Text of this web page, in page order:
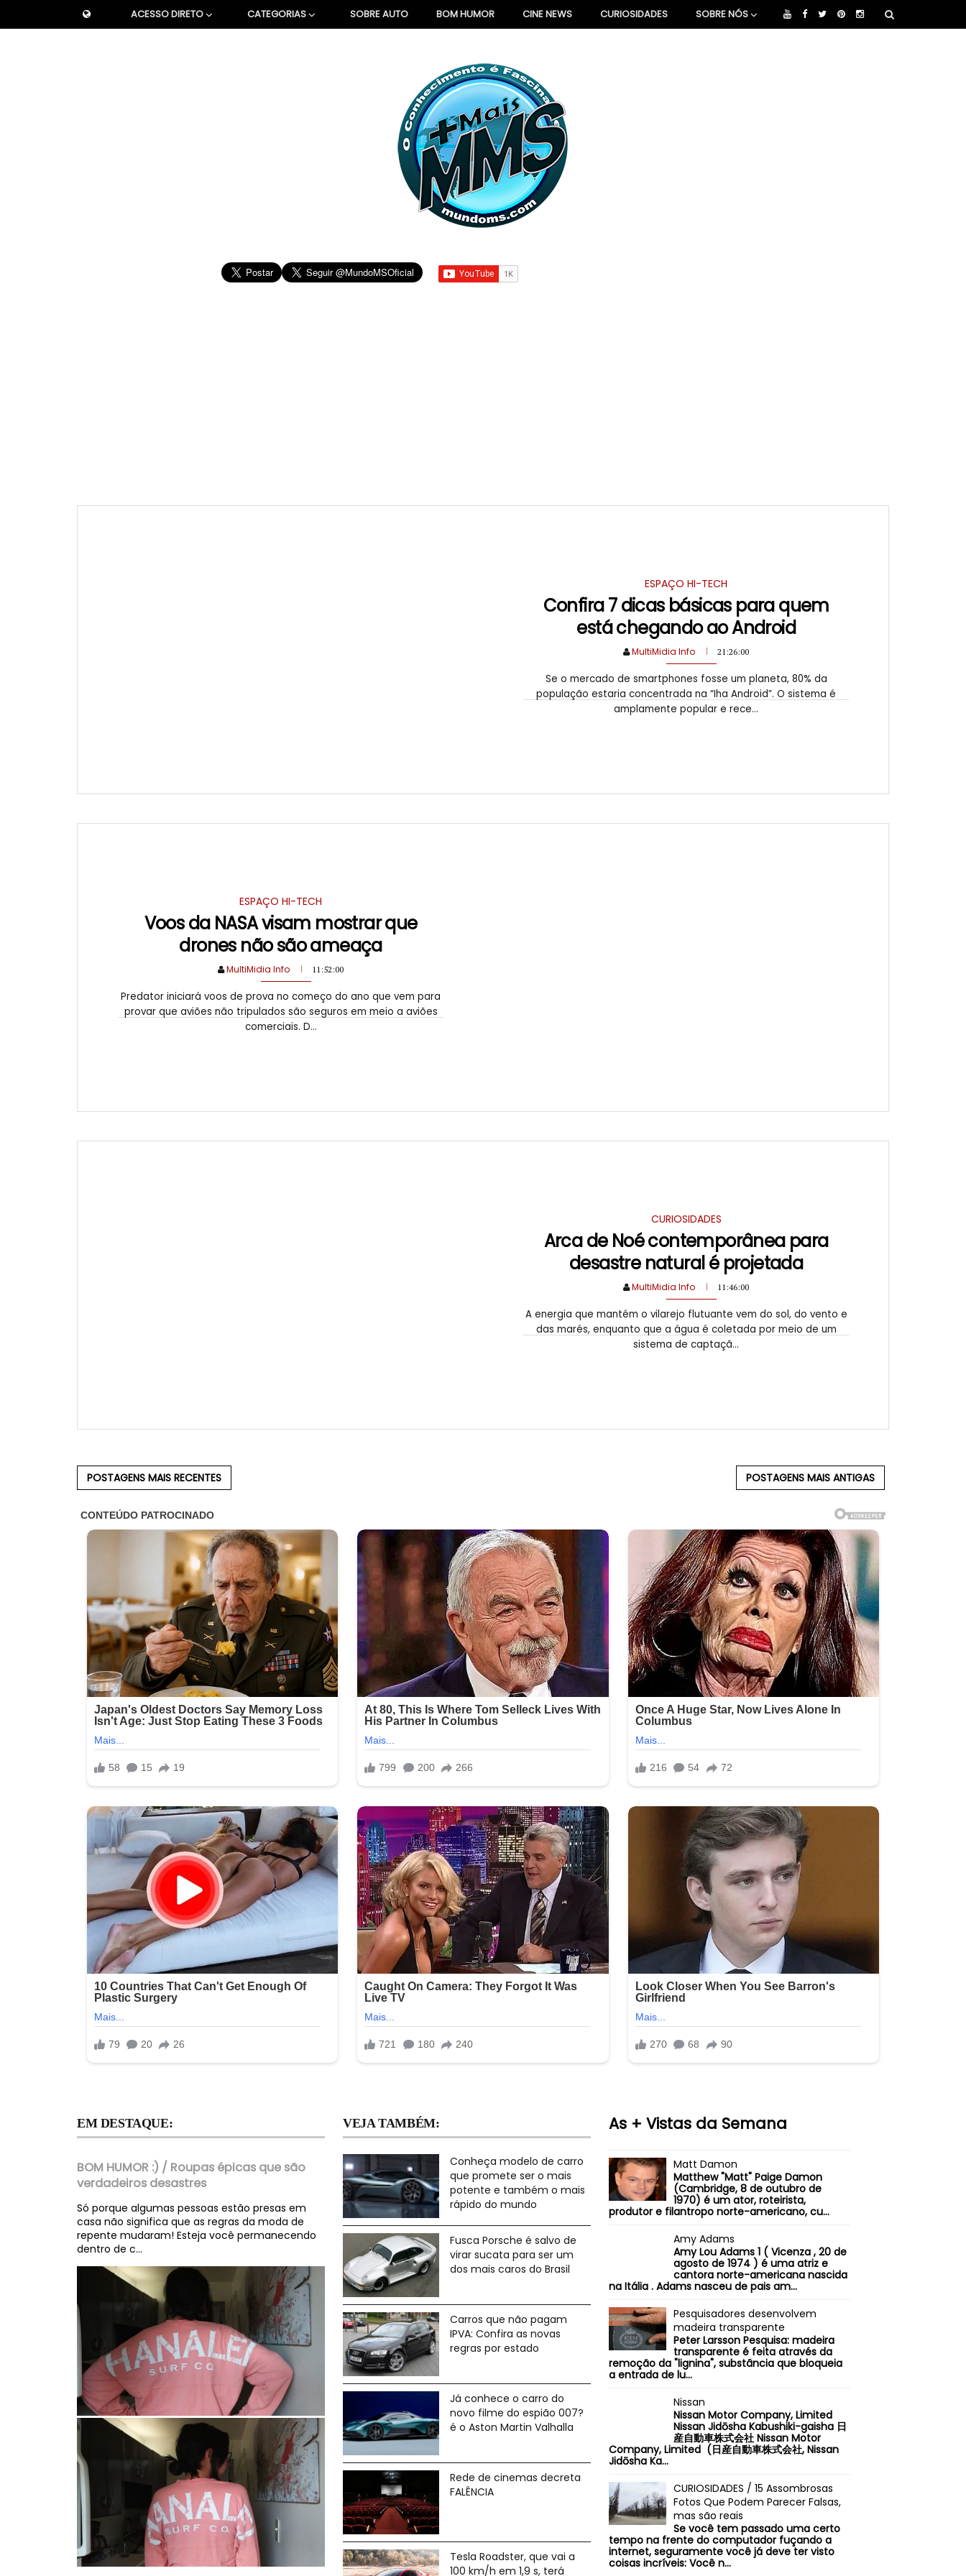
ACESSO DIRETO CATEGORIAS SOBRE AUTO BOM HUMOR CINE NEWS CURIOSIDADES SOBRE NÓS
ESPAÇO HI-TECH
Confira 7 dicas básicas para quem
está chegando ao Android
MultiMidia Info 21:26:00
Se o mercado de smartphones fosse um planeta, 80% da
população estaria concentrada na “Iha Android”. O sistema é
amplamente popular e rece...
ESPAÇO HI-TECH
Voos da NASA visam mostrar que
drones não são ameaça
MultiMidia Info 11:52:00
Predator iniciará voos de prova no começo do ano que vem para
provar que aviões não tripulados são seguros em meio a aviões
comerciais. D...
CURIOSIDADES
Arca de Noé contemporânea para
desastre natural é projetada
MultiMidia Info 11:46:00
A energia que mantém o vilarejo flutuante vem do sol, do vento e
das marés, enquanto que a água é coletada por meio de um
sistema de captaçã...
POSTAGENS MAIS RECENTES POSTAGENS MAIS ANTIGAS
EM DESTAQUE:
BOM HUMOR :) / Roupas épicas que são
verdadeiros desastres
Só porque algumas pessoas estão presas em
casa não significa que as regras da moda de
repente mudaram! Esteja você permanecendo
dentro de c...
VEJA TAMBÉM:
Conheça modelo de carro
que promete ser o mais
potente e também o mais
rápido do mundo
Fusca Porsche é salvo de
virar sucata para ser um
dos mais caros do Brasil
Carros que não pagam
IPVA: Confira as novas
regras por estado
Já conhece o carro do
novo filme do espião 007?
é o Aston Martin Valhalla
Rede de cinemas decreta
FALÊNCIA
Tesla Roadster, que vai a
100 km/h em 1,9 s, terá
As + Vistas da Semana
Matt Damon
Matthew "Matt" Paige Damon
(Cambridge, 8 de outubro de
1970) é um ator, roteirista,
produtor e filantropo norte-americano, cu...
Amy Adams
Amy Lou Adams 1 ( Vicenza , 20 de
agosto de 1974 ) é uma atriz e
cantora norte-americana nascida
na Itália . Adams nasceu de pais am...
Pesquisadores desenvolvem
madeira transparente
Peter Larsson Pesquisa: madeira
transparente é feita através da
remoção da "lignina", substância que bloqueia
a entrada de lu...
Nissan
Nissan Motor Company, Limited
Nissan Jidōsha Kabushiki-gaisha 日
産自動車株式会社 Nissan Motor
Company, Limited (日産自動車株式会社, Nissan
Jidōsha Ka...
CURIOSIDADES / 15 Assombrosas
Fotos Que Podem Parecer Falsas,
mas são reais
Se você tem passado uma certo
tempo na frente do computador fuçando a
internet, seguramente você já deve ter visto
coisas incríveis: Você n...